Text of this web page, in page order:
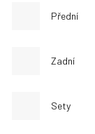
Přední
Zadní
Sety